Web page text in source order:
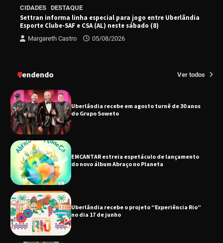
CIDADES DESTAQUE
Settran informa linha especial para jogo entre Uberlândia
Esporte Clube-SAF e CSA (AL) neste sábado (8)
Margareth Castro 05/08/2026
Tendendo Ver todos
“Tom na Fazenda” retorna à Uberlândia após
sucesso absoluto em 2025
Uberlândia recebe em agosto turnê de 30 anos
do Grupo Soweto
EMCANTAR estreia espetáculo de lançamento
do novo álbum Abraço no Planeta
Uberlândia recebe o projeto “Experiência Rio”
no dia 17 de junho